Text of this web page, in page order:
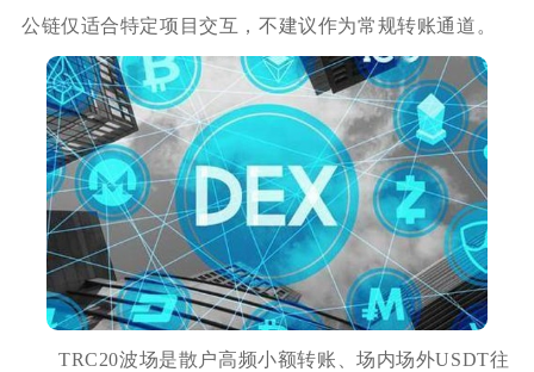
公链仅适合特定项目交互，不建议作为常规转账通道。
TRC20波场是散户高频小额转账、场内场外USDT往